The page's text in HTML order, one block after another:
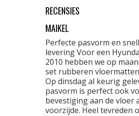
RECENSIES
MAIKEL
Perfecte pasvorm en
levering Voor een
2010 hebben we op
set rubberen
Op dinsdag al keurig
pasvorm is perfect ook
bevestiging aan de vloer
voorzijde. Heel tevreden